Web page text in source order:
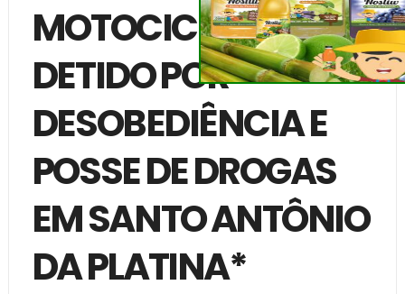
MOTOCICLISTA É
DETIDO POR
DESOBEDIÊNCIA E
POSSE DE DROGAS
EM SANTO ANTÔNIO
DA PLATINA*